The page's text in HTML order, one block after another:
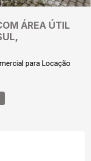
ÁREA ÚTIL
para Locação